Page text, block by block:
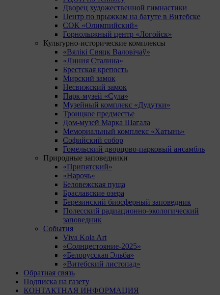
Дворец художественной гимнастики
Центр по прыжкам на батуте в Витебске
СОК «Олимпийский»
Горнолыжный центр «Логойск»
Культурно-исторические комплексы
«Вялікі Свяцк Валовічаў»
«Линия Сталина»
Брестская крепость
Мирский замок
Несвижский замок
Парк-музей «Сула»
Музейный комплекс «Дудутки»
Троицкое предместье
Дом-музей Марка Шагала
Мемориальный комплекс «Хатынь»
Софийский собор
Гомельский дворцово-парковый ансамбль
Природные заповедники
«Припятский»
«Нарочь»
Беловежская пуща
Браславские озера
Березинский биосферный заповедник
Полесский радиационно-экологический
заповедник
События
Viva Kola Art
«Солнцестояние-2025»
«Белорусская Эльба»
«Витебский листопад»
Обратная связь
Подписка на газету
КОНТАКТНАЯ ИНФОРМАЦИЯ